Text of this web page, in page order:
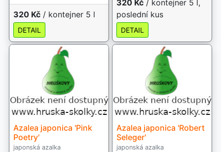
320 Kč / kontejner 5 l
DETAIL
320 Kč / kontejner 5 l,
poslední kus
DETAIL
Azalea japonica 'Pink
Poetry'
japonská azalka
Azalea japonica 'Robert
Seleger'
japonská azalka